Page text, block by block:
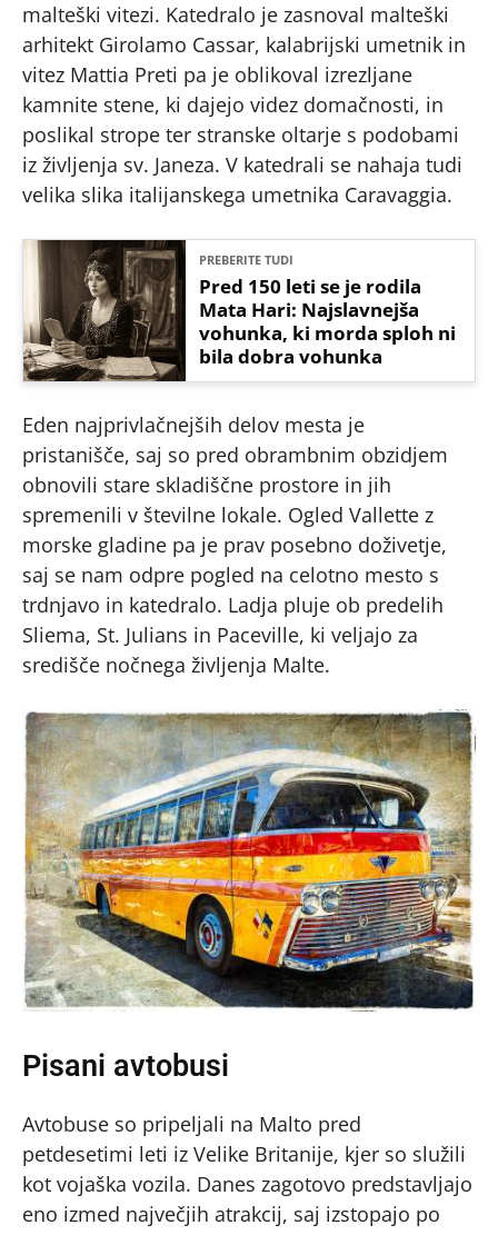
malteški vitezi. Katedralo je zasnoval malteški
arhitekt Girolamo Cassar, kalabrijski umetnik in
vitez Mattia Preti pa je oblikoval izrezljane
kamnite stene, ki dajejo videz domačnosti, in
poslikal strope ter stranske oltarje s podobami
iz življenja sv. Janeza. V katedrali se nahaja tudi
velika slika italijanskega umetnika Caravaggia.
PREBERITE TUDI
Pred 150 leti se je rodila
Mata Hari: Najslavnejša
vohunka, ki morda sploh ni
bila dobra vohunka
Eden najprivlačnejših delov mesta je
pristanišče, saj so pred obrambnim obzidjem
obnovili stare skladiščne prostore in jih
spremenili v številne lokale. Ogled Vallette z
morske gladine pa je prav posebno doživetje,
saj se nam odpre pogled na celotno mesto s
trdnjavo in katedralo. Ladja pluje ob predelih
Sliema, St. Julians in Paceville, ki veljajo za
središče nočnega življenja Malte.
Pisani avtobusi
Avtobuse so pripeljali na Malto pred
petdesetimi leti iz Velike Britanije, kjer so služili
kot vojaška vozila. Danes zagotovo predstavljajo
eno izmed največjih atrakcij, saj izstopajo po